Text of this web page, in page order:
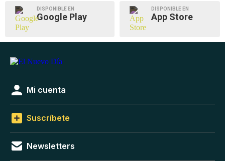
DISPONIBLE EN
Google Play
DISPONIBLE EN
App Store
Mi cuenta
Suscríbete
Newsletters